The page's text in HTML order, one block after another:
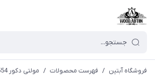
فروشگاه آبتین / فهرست محصولات / مولتی دکور 4554